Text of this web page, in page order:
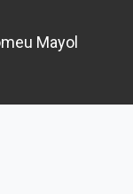
Mayol